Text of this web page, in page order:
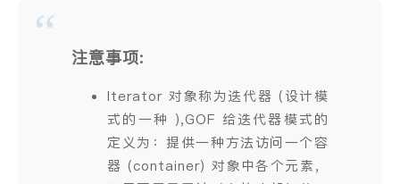
注意事项:
Iterator 对象称为迭代器 (设计模
式的一种 ),GOF 给迭代器模式的
定义为：提供一种方法访问一个容
器 (container) 对象中各个元素，